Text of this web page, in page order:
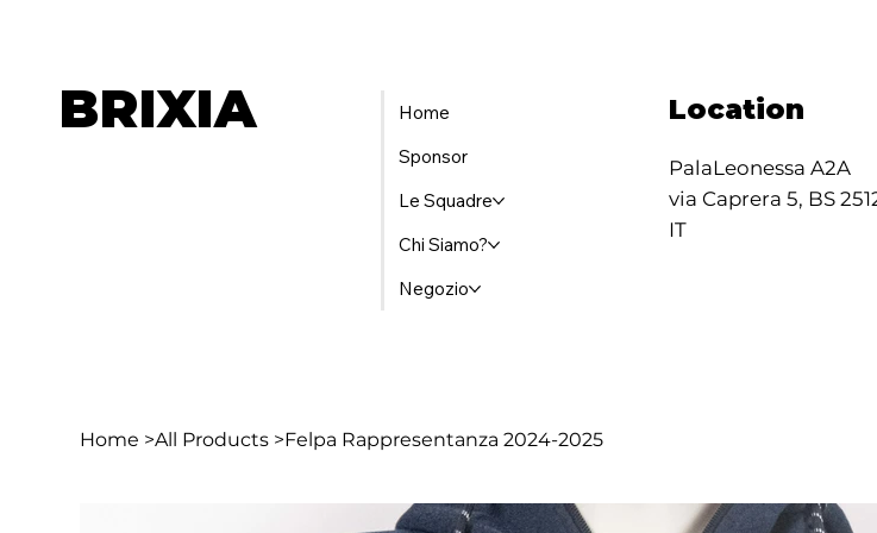
BRIXIA
Home
Sponsor
Le Squadre
Chi Siamo?
Negozio
Location
PalaLeonessa A2A
via Caprera 5, BS
IT
Home >All Products >Felpa Rappresentanza 2024-2025